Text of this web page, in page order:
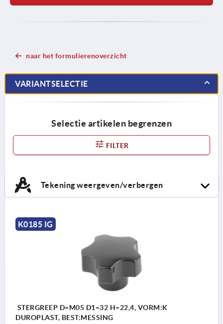
naar het formulierenoverzicht
VARIANTSELECTIE
Selectie artikelen begrenzen
FILTER
Tekening weergeven/verbergen
K0185 IG
STERGREEP D=M05 D1=32 H=22,4, VORM:K
DUROPLAST, BEST:MESSING